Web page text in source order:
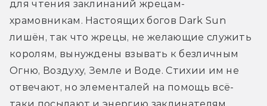
для чтения заклинаний жрецам-
храмовникам. Настоящих богов Dark Sun
лишён, так что жрецы, не желающие служить
королям, вынуждены взывать к безличным
Огню, Воздуху, Земле и Воде. Стихии им не
отвечают, но элементалей на помощь всё-
таки посылают и энергию заклинателям